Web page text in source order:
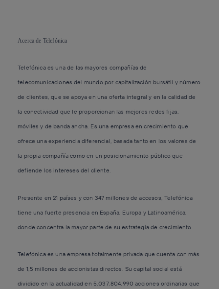
Acerca de Telefónica
Telefónica es una de las mayores compañías de
telecomunicaciones del mundo por capitalización bursátil y número
de clientes, que se apoya en una oferta integral y en la calidad de
la conectividad que le proporcionan las mejores redes fijas,
móviles y de banda ancha. Es una empresa en crecimiento que
ofrece una experiencia diferencial, basada tanto en los valores de
la propia compañía como en un posicionamiento público que
defiende los intereses del cliente.
Presente en 21 países y con 347 millones de accesos, Telefónica
tiene una fuerte presencia en España, Europa y Latinoamérica,
donde concentra la mayor parte de su estrategia de crecimiento.
Telefónica es una empresa totalmente privada que cuenta con más
de 1,5 millones de accionistas directos. Su capital social está
dividido en la actualidad en 5.037.804.990 acciones ordinarias que